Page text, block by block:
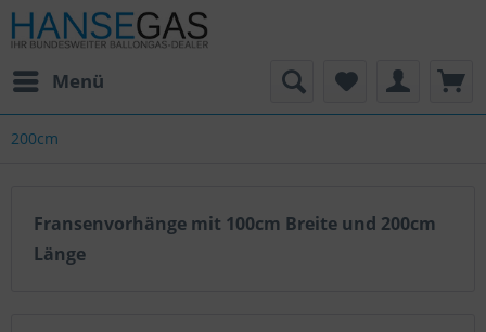
Menü
200cm
Fransenvorhänge mit 100cm Breite und 200cm
Länge